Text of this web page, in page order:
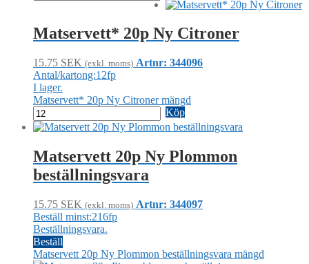
Matservett* 20p Ny Citroner
15.75 SEK (exkl. moms) Artnr: 344096
Antal/kartong:12fp
I lager.
Matservett* 20p Ny Citroner mängd
Köp
Matservett 20p Ny Plommon
beställningsvara
15.75 SEK (exkl. moms) Artnr: 344097
Beställ minst:216fp
Beställningsvara.
Beställ
Matservett 20p Ny Plommon beställningsvara mängd